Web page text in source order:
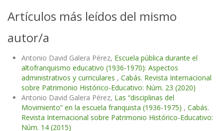
Artículos más leídos del mismo
autor/a
Antonio David Galera Pérez, Escuela pública durante el
altofranquismo educativo (1936-1970): Aspectos
administrativos y curriculares , Cabás. Revista Internacional
sobre Patrimonio Histórico-Educativo: Núm. 23 (2020)
Antonio David Galera Pérez, Las “disciplinas del
Movimiento” en la escuela franquista (1936-1975) , Cabás.
Revista Internacional sobre Patrimonio Histórico-Educativo:
Núm. 14 (2015)